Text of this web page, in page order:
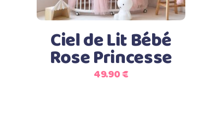
Ciel de Lit Bébé
Rose Princesse
49.90€